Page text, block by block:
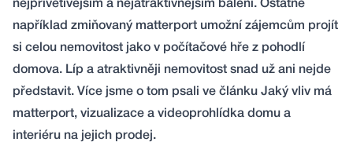
nejpřívětivějším a nejatraktivnějším balení. Ostatně
například zmiňovaný matterport umožní zájemcům projít
si celou nemovitost jako v počítačové hře z pohodlí
domova. Líp a atraktivněji nemovitost snad už ani nejde
představit. Více jsme o tom psali ve článku Jaký vliv má
matterport, vizualizace a videoprohlídka domu a
interiéru na jejich prodej.